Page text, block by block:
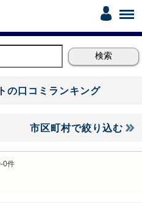
の口コミランキング
市区町村で絞り込む
0件